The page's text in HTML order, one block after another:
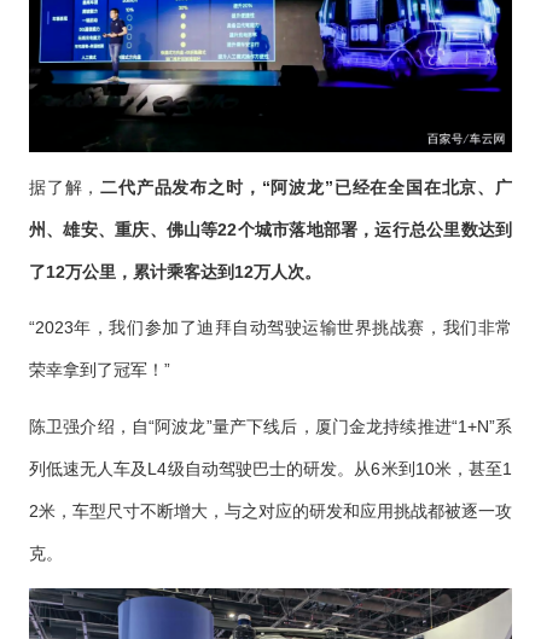
据了解，二代产品发布之时，“阿波龙”已经在全国在北京、广
州、雄安、重庆、佛山等22个城市落地部署，运行总公里数达到
了12万公里，累计乘客达到12万人次。
“2023年，我们参加了迪拜自动驾驶运输世界挑战赛，我们非常
荣幸拿到了冠军！”
陈卫强介绍，自“阿波龙”量产下线后，厦门金龙持续推进“1+N”系
列低速无人车及L4级自动驾驶巴士的研发。从6米到10米，甚至1
2米，车型尺寸不断增大，与之对应的研发和应用挑战都被逐一攻
克。